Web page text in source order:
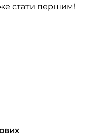
стати першим!